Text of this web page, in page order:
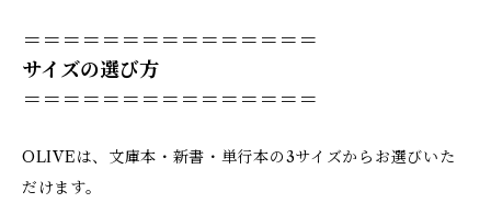
＝＝＝＝＝＝＝＝＝＝＝＝＝＝＝
サイズの選び方
＝＝＝＝＝＝＝＝＝＝＝＝＝＝＝
OLIVEは、文庫本・新書・単行本の3サイズからお選びいた
だけます。